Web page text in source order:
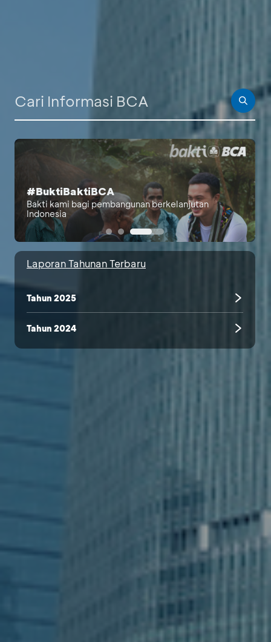
PALING BANYAK DICARI
Berita Investor
Laporan Bulanan
Laporan Berkelanjutan
#BuktiBaktiBCA
Bakti kami bagi pembangunan berkelanjutan
Indonesia
Laporan Tahunan Terbaru
Tahun 2025
Tahun 2024